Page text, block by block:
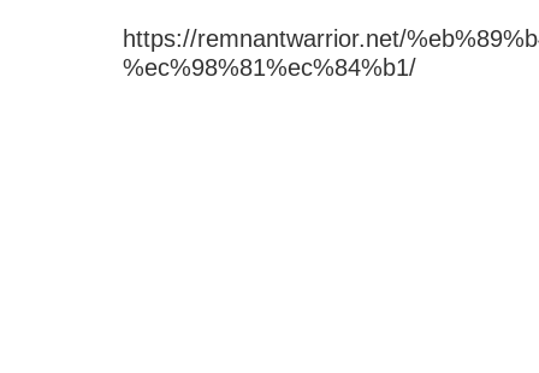
https://remnantwarrior.net/
%ec%98%81%ec%84%b1/